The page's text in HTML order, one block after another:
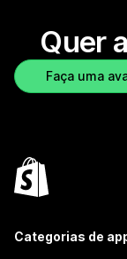
Quer
Faça uma
Categorias de